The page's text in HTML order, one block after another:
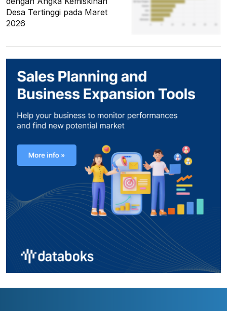
Desa Tertinggi pada Maret
2026